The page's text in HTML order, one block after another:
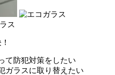
て防犯対策をしたい
ガラスに取り替えたい